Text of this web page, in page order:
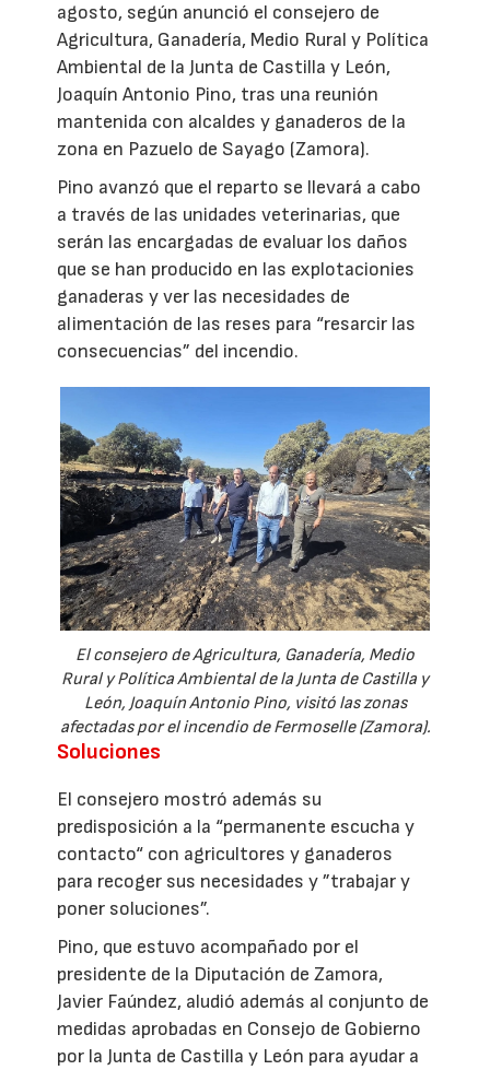
agosto, según anunció el consejero de
Agricultura, Ganadería, Medio Rural y Política
Ambiental de la Junta de Castilla y León,
Joaquín Antonio Pino, tras una reunión
mantenida con alcaldes y ganaderos de la
zona en Pazuelo de Sayago (Zamora).
Pino avanzó que el reparto se llevará a cabo
a través de las unidades veterinarias, que
serán las encargadas de evaluar los daños
que se han producido en las explotacionies
ganaderas y ver las necesidades de
alimentación de las reses para “resarcir las
consecuencias” del incendio.
El consejero de Agricultura, Ganadería, Medio
Rural y Política Ambiental de la Junta de Castilla y
León, Joaquín Antonio Pino, visitó las zonas
afectadas por el incendio de Fermoselle (Zamora).
Soluciones
El consejero mostró además su
predisposición a la “permanente escucha y
contacto“ con agricultores y ganaderos
para recoger sus necesidades y ”trabajar y
poner soluciones”.
Pino, que estuvo acompañado por el
presidente de la Diputación de Zamora,
Javier Faúndez, aludió además al conjunto de
medidas aprobadas en Consejo de Gobierno
por la Junta de Castilla y León para ayudar a